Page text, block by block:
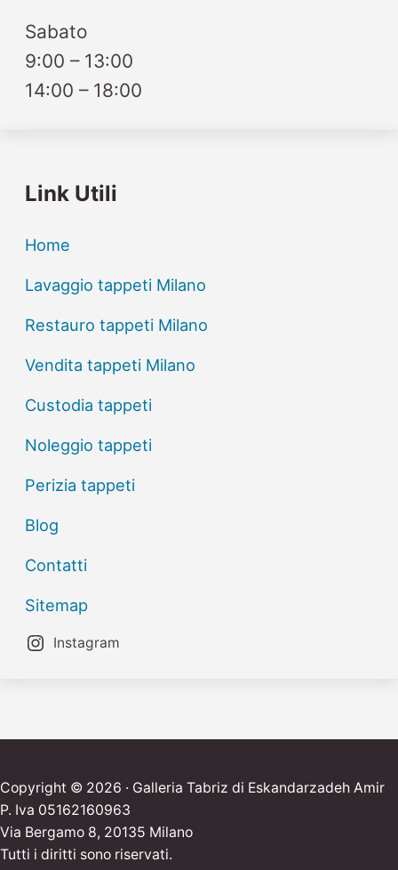
Sabato
9:00 – 13:00
14:00 – 18:00
Link Utili
Home
Lavaggio tappeti Milano
Restauro tappeti Milano
Vendita tappeti Milano
Custodia tappeti
Noleggio tappeti
Perizia tappeti
Blog
Contatti
Sitemap
Instagram
Copyright © 2026 · Galleria Tabriz di Eskandarzadeh Amir
P. Iva 05162160963
Via Bergamo 8, 20135 Milano
Tutti i diritti sono riservati.